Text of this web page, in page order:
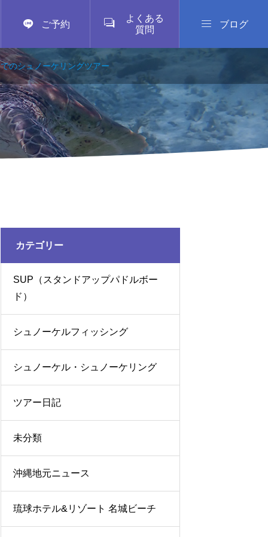
 ご予約 
よくある
質問
 ブログ
のシュノーケリングツアー
カテゴリー
SUP（スタンドアップパドルボー
ド）
シュノーケルフィッシング
シュノーケル・シュノーケリング
ツアー日記
未分類
沖縄地元ニュース
琉球ホテル&リゾート 名城ビーチ